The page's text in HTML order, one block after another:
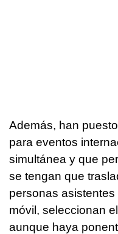
Además, han
para eventos
simultánea y que
se tengan que
personas
móvil, seleccionan
aunque haya